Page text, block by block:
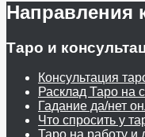
Направления
Таро и
Консультация
Расклад Таро на
Гадание да/нет
Что спросить у